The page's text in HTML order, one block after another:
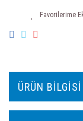
ÜRÜN BILGISI